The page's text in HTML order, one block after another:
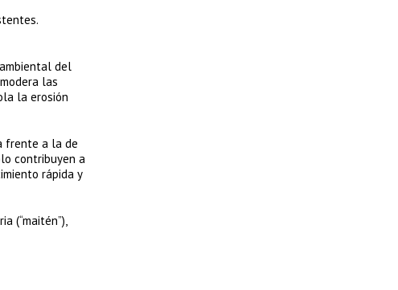
del
las
la erosión
frente a la de
contribuyen a
rápida y
(“maitén”),